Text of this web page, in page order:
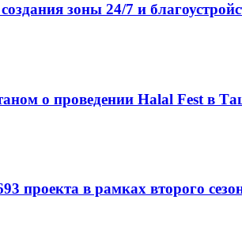
зоны 24/7 и
о проведении Halal Fest в
проекта в рамках второго